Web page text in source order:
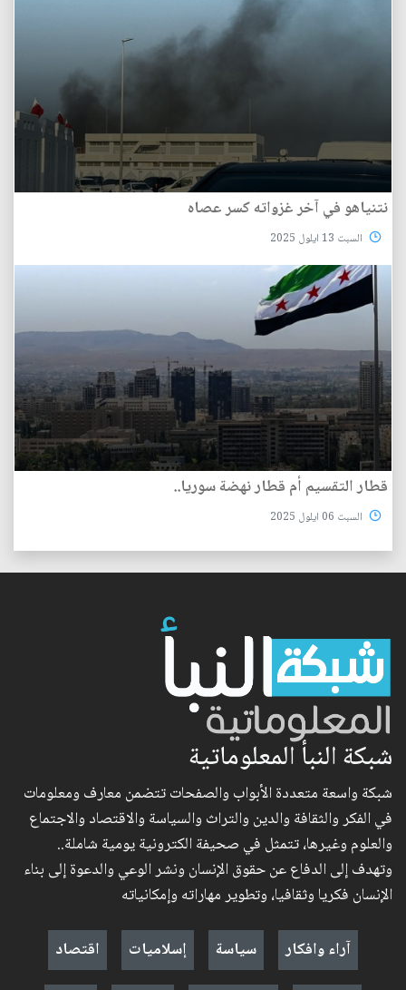
نتنياهو في آخر غزواته كسر عصاه
السبت 13 ايلول 2025
قطار التقسيم أم قطار نهضة سوريا..
السبت 06 ايلول 2025
شبكة النبأ المعلوماتية
شبكة واسعة متعددة الأبواب والصفحات تتضمن معارف ومعلومات
في الفكر والثقافة والدين والتراث والسياسة والاقتصاد والاجتماع
والعلوم وغيرها، تتمثل في صحيفة الكترونية يومية شاملة..
وتهدف إلى الدفاع عن حقوق الإنسان ونشر الوعي والدعوة إلى بناء
الإنسان فكريا وثقافيا، وتطوير مهاراته وإمكانياته
آراء وافكار
سياسة إسلاميات اقتصاد